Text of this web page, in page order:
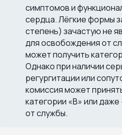
симптомов и
сердца. Лёгкие формы
степень) зачастую не
для освобождения от
может получить
Однако при наличии
регургитации или
комиссия может
категории «В» или
от службы.